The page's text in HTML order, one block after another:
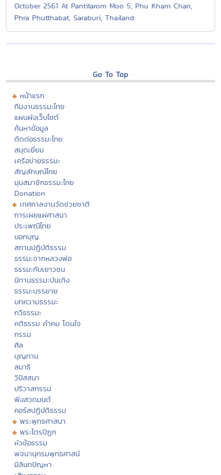
October 2561 At Pantitarom Moo 5, Phu Kham Chan,
Phra Phutthabat, Saraburi, Thailand.
Go To Top
หน้าแรก
ทีมงานธรรมะไทย
แผนผังเว็บไซต์
ค้นหาข้อมูล
ติดต่อธรรมะไทย
สมุดเยี่ยม
เครือข่ายธรรมะ
สัญลักษณ์ไทย
มุมสมาชิกธรรมะไทย
Donation
เทศกาลงานวัดช่วยชาติ
การเผยแผ่ศาสนา
ประเพณีไทย
บอกบุญ
สถานปฏิบัติธรรม
ธรรมะจากหลวงพ่อ
ธรรมะกับเยาวชน
นิทานธรรมะบันเทิง
ธรรมะบรรยาย
บทความธรรมะ
กวีธรรมะ
คติธรรม คำคม โดนใจ
กรรม
ศีล
บุญทาน
สมาธิ
วิปัสสนา
ปริวาสกรรม
ฟังสวดมนต์
คอร์สปฏิบัติธรรม
พระพุทธศาสนา
พระไตรปิฏก
หัวข้อธรรม
พจนานุกรมพุทธศาสน์
มิลินทปัญหา